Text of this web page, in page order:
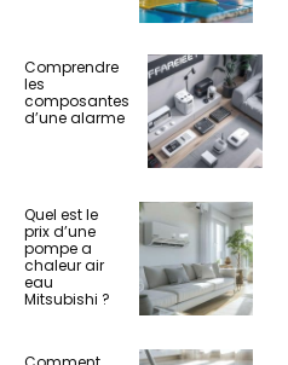
Comprendre
les
composantes
d’une alarme
Quel est le
prix d’une
pompe a
chaleur air
eau
Mitsubishi ?